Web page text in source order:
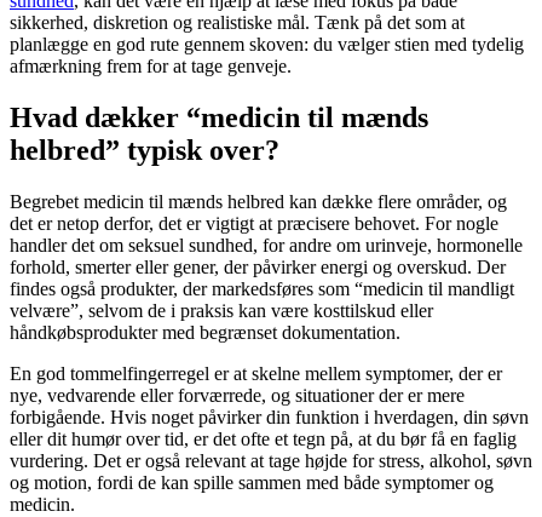
sikkerhed, diskretion og realistiske mål. Tænk på det som at
planlægge en god rute gennem skoven: du vælger stien med tydelig
afmærkning frem for at tage genveje.
Hvad dækker “medicin til mænds
helbred” typisk over?
Begrebet medicin til mænds helbred kan dække flere områder, og
det er netop derfor, det er vigtigt at præcisere behovet. For nogle
handler det om seksuel sundhed, for andre om urinveje, hormonelle
forhold, smerter eller gener, der påvirker energi og overskud. Der
findes også produkter, der markedsføres som “medicin til mandligt
velvære”, selvom de i praksis kan være kosttilskud eller
håndkøbsprodukter med begrænset dokumentation.
En god tommelfingerregel er at skelne mellem symptomer, der er
nye, vedvarende eller forværrede, og situationer der er mere
forbigående. Hvis noget påvirker din funktion i hverdagen, din søvn
eller dit humør over tid, er det ofte et tegn på, at du bør få en faglig
vurdering. Det er også relevant at tage højde for stress, alkohol, søvn
og motion, fordi de kan spille sammen med både symptomer og
medicin.